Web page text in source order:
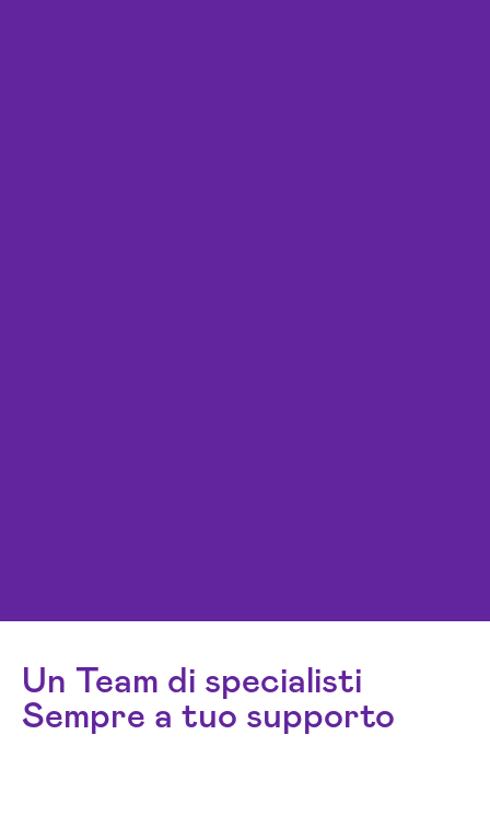
Un Team di specialisti
Sempre a tuo supporto